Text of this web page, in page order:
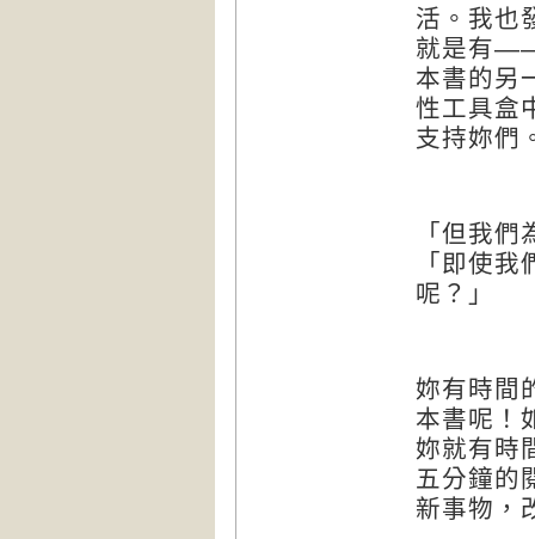
活。我也
就是有
本書的另
性工具盒
支持妳們
「但我
「即使
呢？」
妳有時間
本書呢！
妳就有時
五分鐘的
新事物，